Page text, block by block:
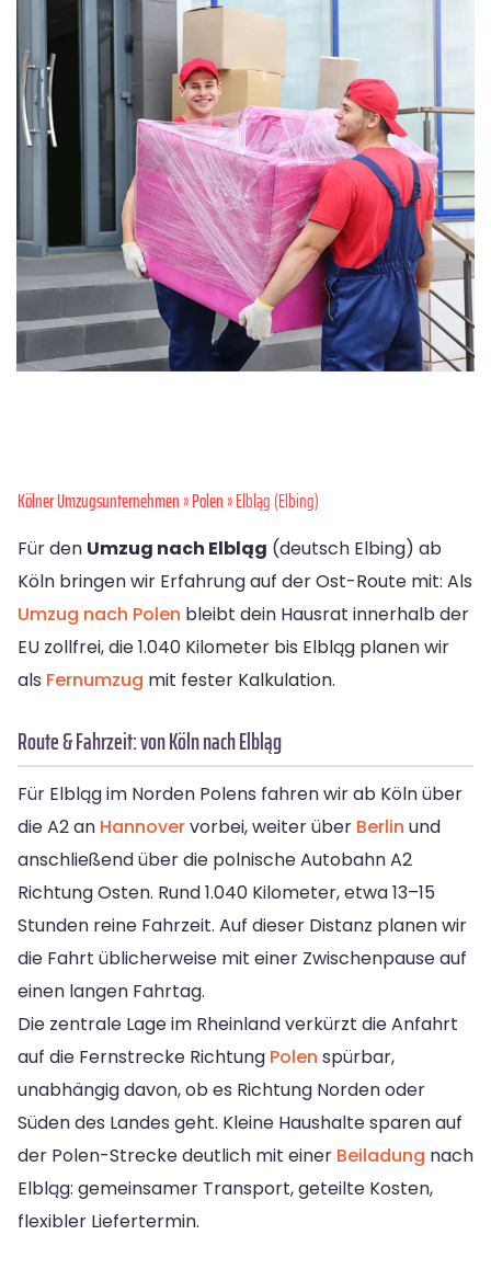
Kölner Umzugsunternehmen»Polen» Elbląg (Elbing)
Für den Umzug nach Elbląg (deutsch Elbing) ab
Köln bringen wir Erfahrung auf der Ost-Route mit: Als
Umzug nach Polen bleibt dein Hausrat innerhalb der
EU zollfrei, die 1.040 Kilometer bis Elbląg planen wir
als Fernumzug mit fester Kalkulation.
Route & Fahrzeit: von Köln nach Elbląg
Für Elbląg im Norden Polens fahren wir ab Köln über
die A2 an Hannovervorbei, weiter über Berlin und
anschließend über die polnische Autobahn A2
Richtung Osten. Rund 1.040 Kilometer, etwa 13–15
Stunden reine Fahrzeit. Auf dieser Distanz planen wir
die Fahrt üblicherweise mit einer Zwischenpause auf
einen langen Fahrtag.
Die zentrale Lage im Rheinland verkürzt die Anfahrt
auf die Fernstrecke Richtung Polen spürbar,
unabhängig davon, ob es Richtung Norden oder
Süden des Landes geht. Kleine Haushalte sparen auf
der Polen-Strecke deutlich mit einer Beiladung nach
Elbląg: gemeinsamer Transport, geteilte Kosten,
flexibler Liefertermin.